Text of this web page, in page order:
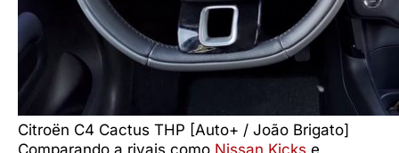
Citroën C4 Cactus THP [Auto+ / João Brigato]